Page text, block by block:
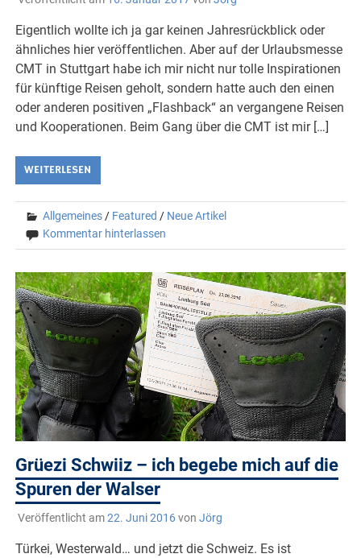
Eigentlich wollte ich ja gar keinen Jahresrückblick oder
ähnliches hier veröffentlichen. Aber auf der Urlaubsmesse
CMT in Stuttgart habe ich mir nicht nur tolle Inspirationen
für künftige Reisen geholt, sondern hatte auch den einen
oder anderen positiven „Flashback“ an vergangene Reisen
und Kooperationen. Beim Gang über die CMT ist mir […]
WEITERLESEN
Allgemeines / Featured / Neue Artikel
Kommentar hinterlassen
Grüezi Schwiiz – ich begebe mich auf die
Spuren der Walser
Veröffentlicht am22. Juni 2016von Jörg
Türkei, Westerwald… und jetzt die Schweiz. Es ist